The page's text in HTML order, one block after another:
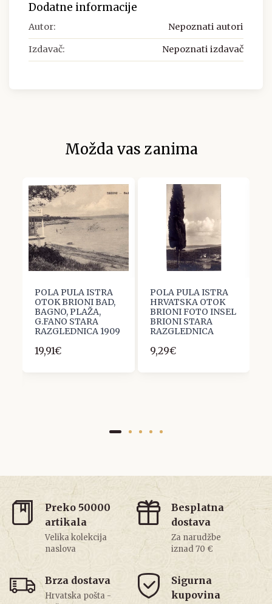
Dodatne informacije
Autor: Nepoznati autori
Izdavač: Nepoznati izdavač
Možda vas zanima
POLA PULA ISTRA
OTOK BRIONI BAD,
BAGNO, PLAŽA,
G.FANO STARA
RAZGLEDNICA 1909
19,91€
POLA PULA ISTRA
HRVATSKA OTOK
BRIONI FOTO INSEL
BRIONI STARA
RAZGLEDNICA
9,29€
Preko 50000
artikala
Velika kolekcija
naslova
Besplatna
dostava
Za narudžbe
iznad 70 €
Brza dostava
Hrvatska pošta -
Sigurna
kupovina